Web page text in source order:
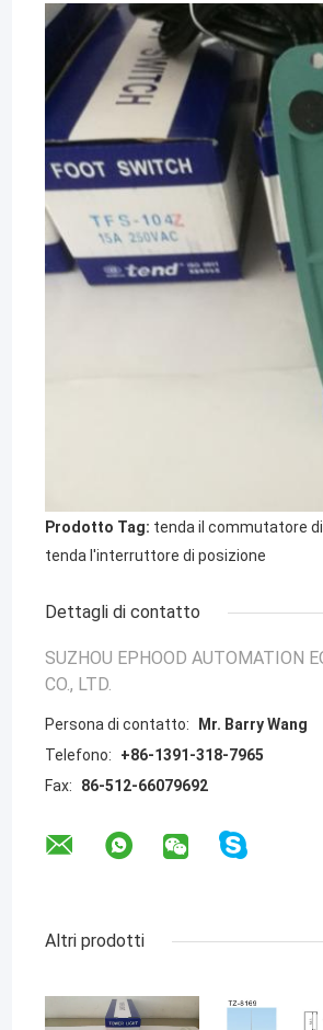
Prodotto Tag: tenda il commutatore
tenda l'interruttore di posizione
Dettagli di contatto
SUZHOU EPHOOD AUTOMATION
CO., LTD.
Persona di contatto:
Mr. Barry Wang
Telefono:
+86-1391-318-7965
Fax:
86-512-66079692
Altri prodotti